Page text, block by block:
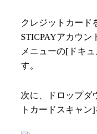
クレジットカード
STICPAYアカウ
メニューの[ドキ
す。
次に、ドロップダ
トカードスキャン]